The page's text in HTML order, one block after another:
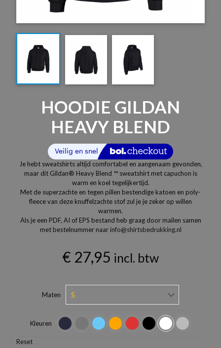
HOODIE GILDAN
HEAVY BLEND
Je hebt sweatshirts altijd comfortabel en aangenaam gevonden,
maar dit Gildan® Heavy Blend ™ sweatshirt met capuchon is
warm en koel tegelijkertijd.
Met de superzachte en tegen pillen bestendige katoen en poly-
fleece van deze knuffelzachte stof zul je je zeker op willen
warmen.
Als je een PDF, AI of EPS bestand heb graag door mailen samen
met bestelnummer naar info@shirtsbedrukking.nl
€ 27,95 incl. btw
Maten
Kleuren
Reset